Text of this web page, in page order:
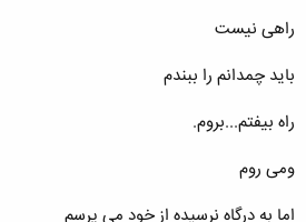
راهی نیست
باید چمدانم را ببندم
راه بیفتم...بروم.
ومی روم
اما به درگاه نرسیده از خود می پرسم